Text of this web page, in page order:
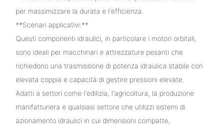
per massimizzare la durata e l'efficienza.
**Scenari applicativi:**
Questi componenti idraulici, in particolare i motori orbitali,
sono ideali per macchinari e attrezzature pesanti che
richiedono una trasmissione di potenza idraulica stabile con
elevata coppia e capacità di gestire pressioni elevate.
Adatti a settori come l'edilizia, l'agricoltura, la produzione
manifatturiera e qualsiasi settore che utilizzi sistemi di
azionamento idraulici in cui dimensioni compatte,